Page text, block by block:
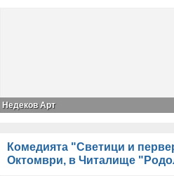
Недеков Арт
Комедията "Светици и
Октомври, в Читалище